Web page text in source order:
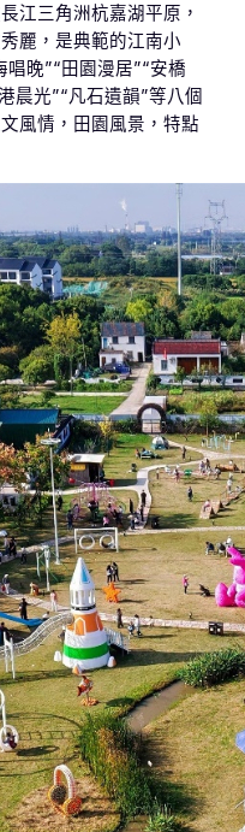
江三角洲杭嘉湖平原，
麗，是典範的江南小
晚”“田園漫居”“安橋
晨光”“凡石遺韻”等八個
風情，田園風景，特點